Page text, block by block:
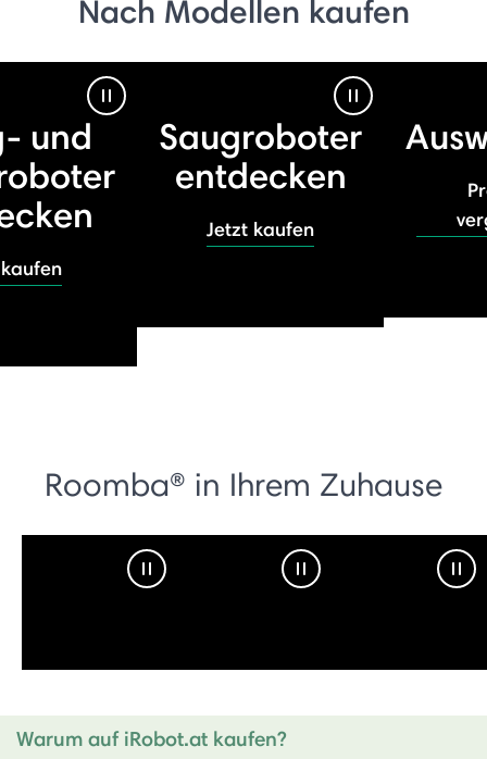
Nach Modellen kaufen
Pause Video
und
Pause Video
Saugroboter
entdecken
Jetzt kaufen
Roomba® in Ihrem Zuhause
Pause Video Pause Video
Warum auf iRobot.at kaufen?